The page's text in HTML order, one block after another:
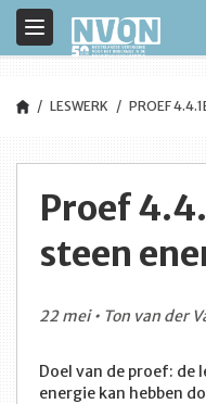
Toggle
navigation
LESWERK PROEF
Proef
steen
22 mei • Ton van der
Doel van de proef: de
energie kan hebben